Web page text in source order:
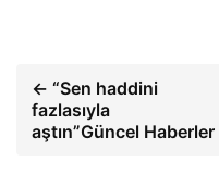
← “Sen haddini
fazlasıyla
aştın”Güncel Haberler